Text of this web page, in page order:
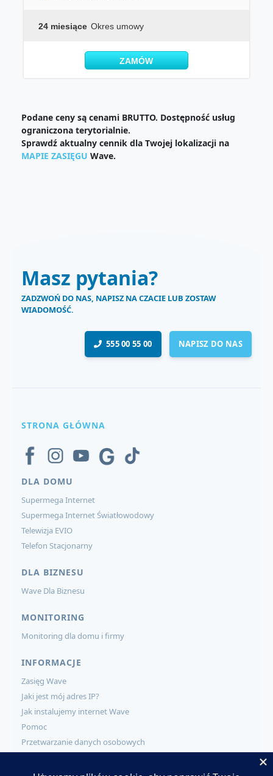
24 miesiące Okres umowy
ZAMÓW
Podane ceny są cenami BRUTTO. Dostępność usług
ograniczona terytorialnie.
Sprawdź aktualny cennik dla Twojej lokalizacji na
MAPIE ZASIĘGU Wave.
Masz pytania?
ZADZWOŃ DO NAS, NAPISZ NA CZACIE LUB ZOSTAW
WIADOMOŚĆ.
555 00 55 00 NAPISZ DO NAS
STRONA GŁÓWNA
DLA DOMU
Supermega Internet
Supermega Internet Światłowodowy
Telewizja EVIO
Telefon Stacjonarny
DLA BIZNESU
Wave Dla Biznesu
MONITORING
Monitoring dla domu i firmy
INFORMACJE
Zasięg Wave
Jaki jest mój adres IP?
Jak instalujemy internet Wave
Pomoc
Przetwarzanie danych osobowych